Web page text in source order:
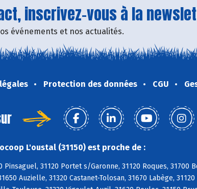
inscrivez-vous à la
événements et nos actualités.
Protection des données CGU
L'oustal (31150) est proche de :
Pinsaguel, 31120 Portet s/Garonne, 31120 Roques,
Auzielle, 31320 Castanet-Tolosan, 31670 Labège,